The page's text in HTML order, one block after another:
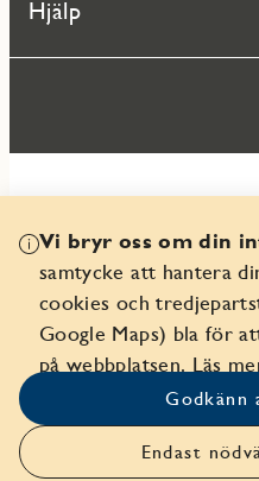
Vi bryr oss om din
samtycke att hantera
cookies och
Google Maps) bla för
på webbplatsen. Läs
Godkänn
Endast
Hjälp
© 2026